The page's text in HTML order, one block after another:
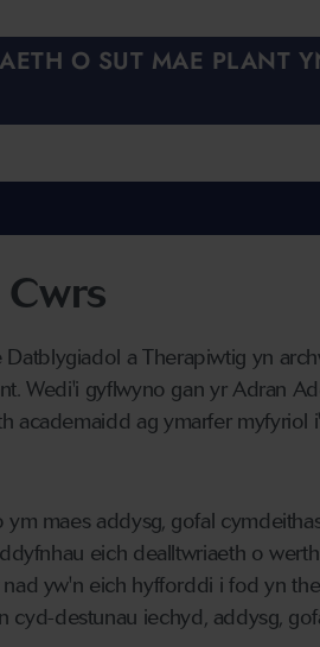
O SUT MAE PLANT
a Therapiwtig yn
Wedi'i gyflwyno gan yr Adran
academaidd ag ymarfer
maes addysg, gofal
eich dealltwriaeth o
yw'n eich hyfforddi i fod yn
cyd-destunau iechyd, addysg,